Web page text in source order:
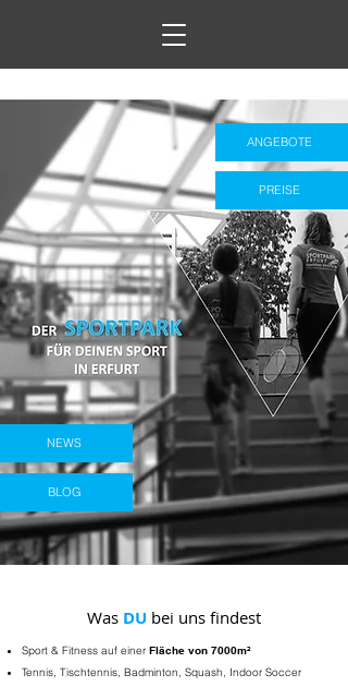
ANGEBOTE
PREISE
NEWS
BLOG
Was DU bei uns findest
Sport & Fitness auf einer Fläche von 7000m²
Tennis, Tischtennis, Badminton, Squash, Indoor Soccer